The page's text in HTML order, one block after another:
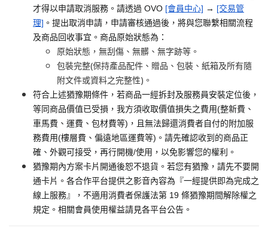
才得以申請取消服務。請透過 OVO [會員中心] → [交易管
理] 。提出取消申請，申請審核通過後，將與您聯繫相關流程
及商品回收事宜。商品原始狀態為：
原始狀態，無刮傷、無髒、無字跡等。
包裝完整(保持產品配件、贈品、包裝、紙箱及所有隨
附文件或資料之完整性)。
符合上述猶豫期條件，若商品一經拆封及服務員安裝定位後，
等同商品價值已受損，我方須收取價值損失之費用(整新費、
車馬費、運費、包材費等)，且無法歸還消費者自付的附加服
務費用(樓層費、偏遠地區運費等)。請先確認收到的商品正
確、外觀可接受，再行開機/使用，以免影響您的權利。
猶豫期內方案卡片開通後恕不退貨。若您有猶豫，請先不要開
通卡片。各合作平台提供之影音內容為『一經提供即為完成之
線上服務』，不適用消費者保護法第 19 條猶豫期間解除權之
規定。相關會員使用權益請見各平台公告。